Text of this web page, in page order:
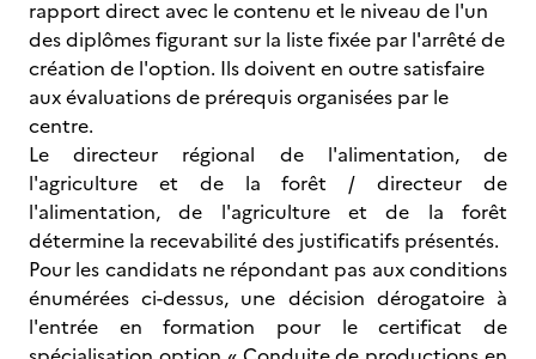
rapport direct avec le contenu et le niveau de l'un
des diplômes figurant sur la liste fixée par l'arrêté de
création de l'option. Ils doivent en outre satisfaire
aux évaluations de prérequis organisées par le
centre.
Le directeur régional de l'alimentation, de
l'agriculture et de la forêt / directeur de
l'alimentation, de l'agriculture et de la forêt
détermine la recevabilité des justificatifs présentés.
Pour les candidats ne répondant pas aux conditions
énumérées ci-dessus, une décision dérogatoire à
l'entrée en formation pour le certificat de